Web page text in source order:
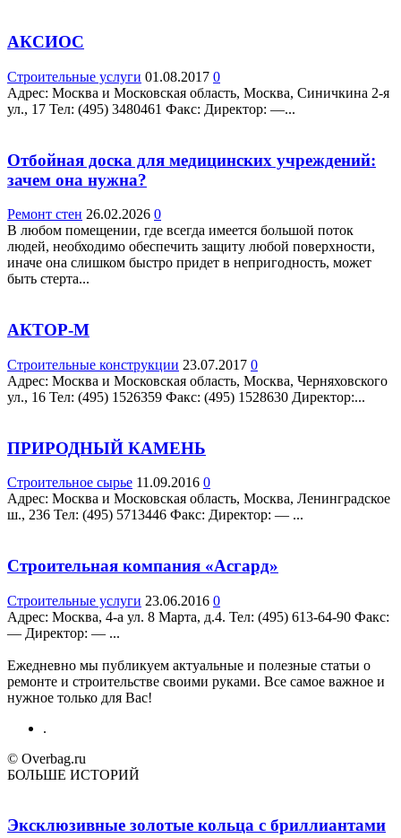
АКСИОС
Строительные услуги 01.08.2017 0
Адрес: Москва и Московская область, Москва, Синичкина 2-я
ул., 17 Teл: (495) 3480461 Факс: Директор: —...
Отбойная доска для медицинских учреждений:
зачем она нужна?
Ремонт стен 26.02.2026 0
В любом помещении, где всегда имеется большой поток
людей, необходимо обеспечить защиту любой поверхности,
иначе она слишком быстро придет в непригодность, может
быть стерта...
АКТОР-М
Строительные конструкции 23.07.2017 0
Адрес: Москва и Московская область, Москва, Черняховского
ул., 16 Teл: (495) 1526359 Факс: (495) 1528630 Директор:...
ПРИРОДНЫЙ КАМЕНЬ
Строительное сырье 11.09.2016 0
Адрес: Москва и Московская область, Москва, Ленинградское
ш., 236 Teл: (495) 5713446 Факс: Директор: — ...
Строительная компания «Асгард»
Строительные услуги 23.06.2016 0
Адрес: Москва, 4-а ул. 8 Марта, д.4. Teл: (495) 613-64-90 Факс:
— Директор: — ...
Ежедневно мы публикуем актуальные и полезные статьи о
ремонте и строительстве своими руками. Все самое важное и
нужное только для Вас!
.
© Overbag.ru
БОЛЬШЕ ИСТОРИЙ
Эксклюзивные золотые кольца с бриллиантами